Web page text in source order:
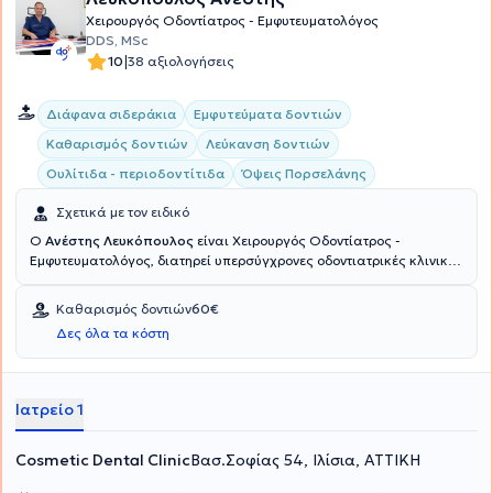
Χειρουργός Οδοντίατρος - Εμφυτευματολόγος
DDS, MSc
10|38 αξιολογήσεις
Διάφανα σιδεράκια
Εμφυτεύματα δοντιών
Καθαρισμός δοντιών
Λεύκανση δοντιών
Ουλίτιδα - περιοδοντίτιδα
Όψεις Πορσελάνης
Σχετικά με τον ειδικό
Ο Ανέστης Λευκόπουλος είναι Χειρουργός Οδοντίατρος -
Εμφυτευματολόγος, διατηρεί υπερσύγχρονες οδοντιατρικές κλινικές
γιατρός και η ομάδα του συνεργάζονται για να σας παρέχουν
ολοκληρωμένη οδοντιατρική φροντίδα και εξαιρετικά αισθητικά
οδοντιατρικά αποτελέσματα στην κλινική Cosmetic dental. Οι ιδέες
και η πολυετής εμπειρία του μετουσιώνονται στην παροχή
την αισθητική του στόματός σας και θα σας ικανοποιήσουν
απόλυτα.
Καθαρισμός δοντιών60€
Δες όλα τα κόστη
Ιατρείο 1
Cosmetic Dental ClinicΒασ.Σοφίας 54, Ιλίσια, ΑΤΤΙΚΗ